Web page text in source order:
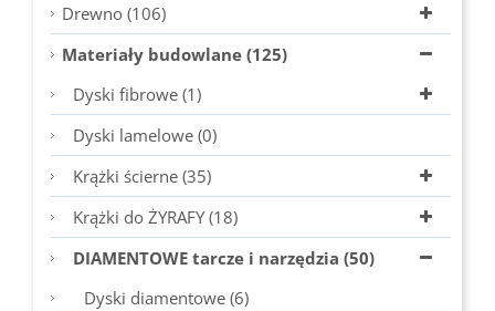
Drewno (106)
Materiały budowlane (125)
Dyski fibrowe (1)
Dyski lamelowe (0)
Krążki ścierne (35)
Krążki do ŻYRAFY (18)
DIAMENTOWE tarcze i narzędzia (50)
Dyski diamentowe (6)